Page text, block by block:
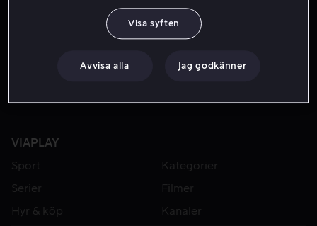
VIAPLAY
Sport
Kategorier
Serier
Filmer
Hyr & köp
Kanaler
Visa syften
Avvisa alla Jag godkänner